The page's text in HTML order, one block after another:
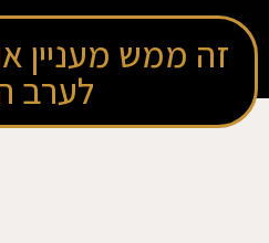
זה ממש מעניין
לערב